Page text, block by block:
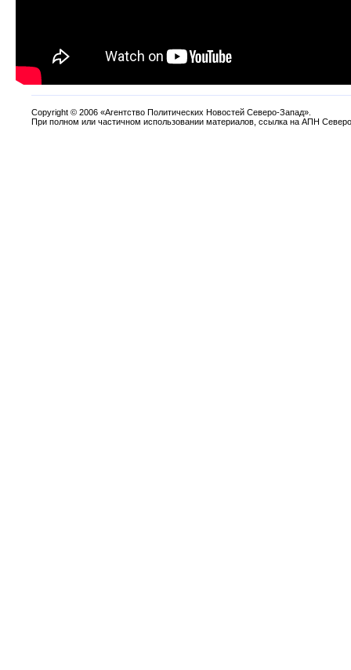
Copyright © 2006 «Агентство Политических Новостей Северо-Запад».
При полном или частичном использовании материалов, ссылка на АПН